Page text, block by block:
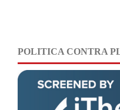
POLITICA CONTRA